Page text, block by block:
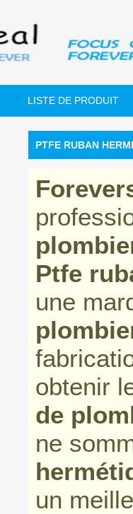
LISTE DE PRODUIT
PTFE RUBAN
Ptfe
une
obtenir
de
ne
un